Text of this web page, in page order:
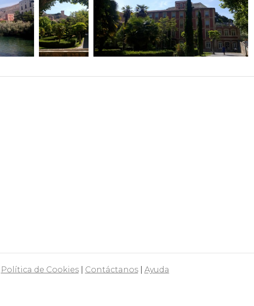
Política de Cookies| Contáctanos| Ayuda